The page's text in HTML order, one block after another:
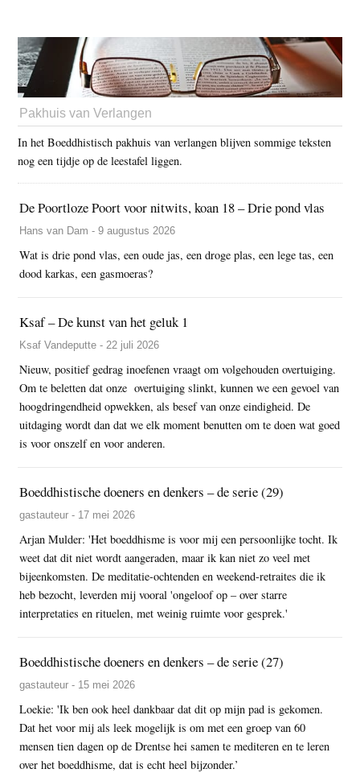
Pakhuis van Verlangen
In het Boeddhistisch pakhuis van verlangen blijven sommige teksten
nog een tijdje op de leestafel liggen.
De Poortloze Poort voor nitwits, koan 18 – Drie pond vlas
Hans van Dam - 9 augustus 2026
Wat is drie pond vlas, een oude jas, een droge plas, een lege tas, een
dood karkas, een gasmoeras?
Ksaf – De kunst van het geluk 1
Ksaf Vandeputte - 22 juli 2026
Nieuw, positief gedrag inoefenen vraagt om volgehouden overtuiging.
Om te beletten dat onze overtuiging slinkt, kunnen we een gevoel van
hoogdringendheid opwekken, als besef van onze eindigheid. De
uitdaging wordt dan dat we elk moment benutten om te doen wat goed
is voor onszelf en voor anderen.
Boeddhistische doeners en denkers – de serie (29)
gastauteur - 17 mei 2026
Arjan Mulder: 'Het boeddhisme is voor mij een persoonlijke tocht. Ik
weet dat dit niet wordt aangeraden, maar ik kan niet zo veel met
bijeenkomsten. De meditatie-ochtenden en weekend-retraites die ik
heb bezocht, leverden mij vooral 'ongeloof op – over starre
interpretaties en rituelen, met weinig ruimte voor gesprek.'
Boeddhistische doeners en denkers – de serie (27)
gastauteur - 15 mei 2026
Loekie: 'Ik ben ook heel dankbaar dat dit op mijn pad is gekomen.
Dat het voor mij als leek mogelijk is om met een groep van 60
mensen tien dagen op de Drentse hei samen te mediteren en te leren
over het boeddhisme, dat is echt heel bijzonder.’